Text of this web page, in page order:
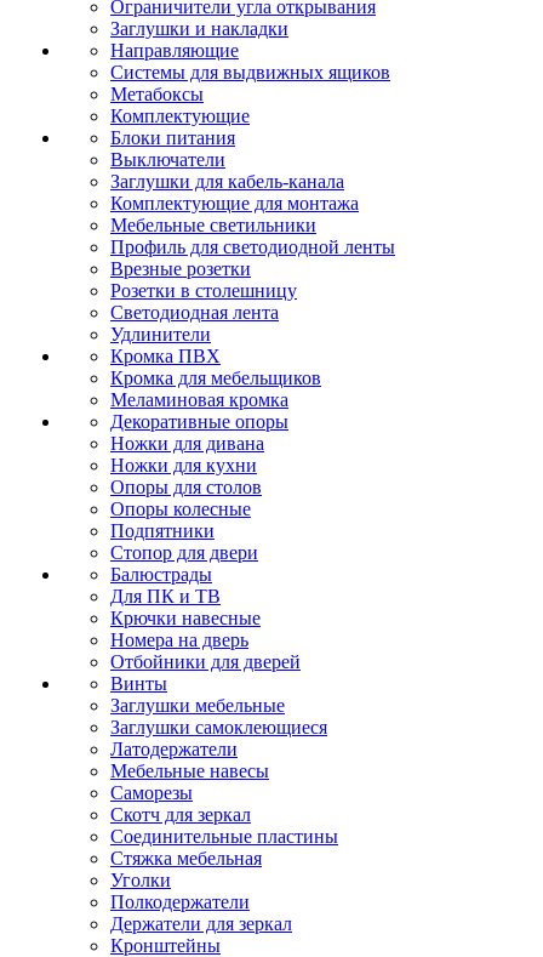
Ограничители угла открывания
Заглушки и накладки
Направляющие
Системы для выдвижных ящиков
Метабоксы
Комплектующие
Блоки питания
Выключатели
Заглушки для кабель-канала
Комплектующие для монтажа
Мебельные светильники
Профиль для светодиодной ленты
Врезные розетки
Розетки в столешницу
Светодиодная лента
Удлинители
Кромка ПВХ
Кромка для мебельщиков
Меламиновая кромка
Декоративные опоры
Ножки для дивана
Ножки для кухни
Опоры для столов
Опоры колесные
Подпятники
Стопор для двери
Балюстрады
Для ПК и ТВ
Крючки навесные
Номера на дверь
Отбойники для дверей
Винты
Заглушки мебельные
Заглушки самоклеющиеся
Латодержатели
Мебельные навесы
Саморезы
Скотч для зеркал
Соединительные пластины
Стяжка мебельная
Уголки
Полкодержатели
Держатели для зеркал
Кронштейны